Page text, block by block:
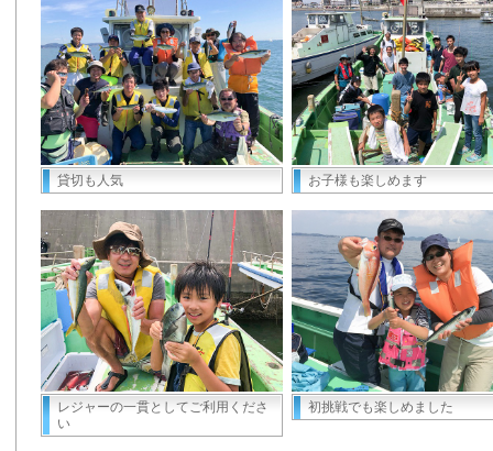
貸切も人気 お子様も楽しめます
レジャーの一貫としてご利用くださ
い
初挑戦でも楽しめました